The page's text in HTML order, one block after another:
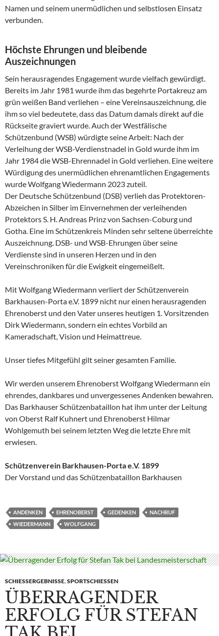
Namen und seinem unermüdlichen und selbstlosen Einsatz
verbunden.
Höchste Ehrungen und bleibende
Auszeichnungen
Sein herausragendes Engagement wurde vielfach gewürdigt.
Bereits im Jahr 1981 wurde ihm das begehrte Portakreuz am
grün weißen Band verliehen – eine Vereinsauszeichnung, die
ihm so viel bedeutete, dass das Datum damals direkt auf die
Rückseite graviert wurde. Auch der Westfälische
Schützenbund (WSB) würdigte seine Arbeit: Nach der
Verleihung der WSB-Verdienstnadel in Gold wurde ihm im
Jahr 1984 die WSB-Ehrennadel in Gold verliehen. Eine weitere
Würdigung des unermüdlichen ehrenamtlichen Engagements
wurde Wolfgang Wiedermann 2023 zuteil.
Der Deutsche Schützenbund (DSB) verlieh das Protektoren-
Abzeichen in Silber im Einvernehmen der verleihenden
Protektors S. H. Andreas Prinz von Sachsen-Coburg und
Gotha. Eine im Schützenkreis Minden sehr seltene überreichte
Auszeichnung. DSB- und WSB-Ehrungen über seine
Verdienste sind in unseren Herzen und in den
Vereinschroniken für die Ewigkeit eingemeißelt.
Mit Wolfgang Wiedermann verliert der Schützenverein
Barkhausen-Porta e.V. 1899 nicht nur einen herausragenden
Ehrenoberst und den Vater unseres heutigen 1. Vorsitzenden
Dirk Wiedermann, sondern ein echtes Vorbild an
Kameradschaft, Vision und Heimattreue.
Unser tiefes Mitgefühl gilt seiner gesamten Familie.
Wir werden unserem Ehrenoberst Wolfgang Wiedermann ein
ehrendes, dankbares und unvergessenes Andenken bewahren.
Das Barkhauser Schützenbataillon hat ihm unter der Leitung
von Oberst Ralf Kuhnert und Ehrenoberst Hilmar
Wohlgemuth bei seinem letzten Weg die letzte Ehre mit
erwiesen.
Schützenverein Barkhausen-Porta e.V. 1899
Der Vorstand und das Schützenbataillon Barkhausen
ANDENKEN EHRENOBERST GEDENKEN
NACHRUF
WIEDERMANN
WOLFGANG
SCHIESSERGEBNISSE ,SPORTSCHIESSEN
ÜBERRAGENDER
ERFOLG FÜR STEFAN